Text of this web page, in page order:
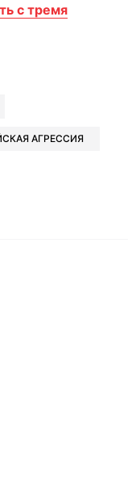
с тремя
X
в Viber
в Whatsapp
в Messenger
в LinkedIn
АГРЕССИЯ
в Google news
в Viber
в LinkedIn